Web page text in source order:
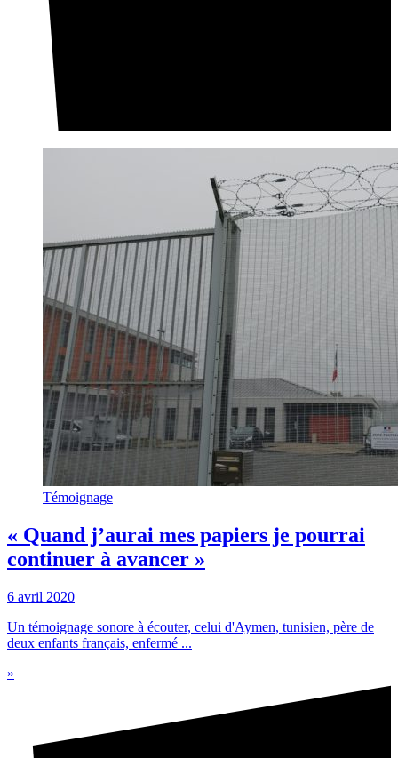
Témoignage
« Quand j’aurai mes papiers je pourrai
continuer à avancer »
6 avril 2020
Un témoignage sonore à écouter, celui d'Aymen, tunisien, père de
deux enfants français, enfermé ...
»